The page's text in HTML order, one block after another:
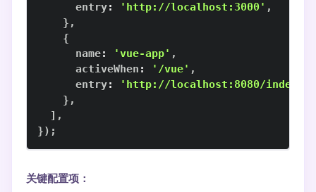
      entry
: 'http://localhost:3000' ,
} ,
{
      name
: 'vue-app' ,
      activeWhen
: '/vue' ,
      entry
:
'http://localhost:8080/
} ,
] ,
}) ;
关键配置项：